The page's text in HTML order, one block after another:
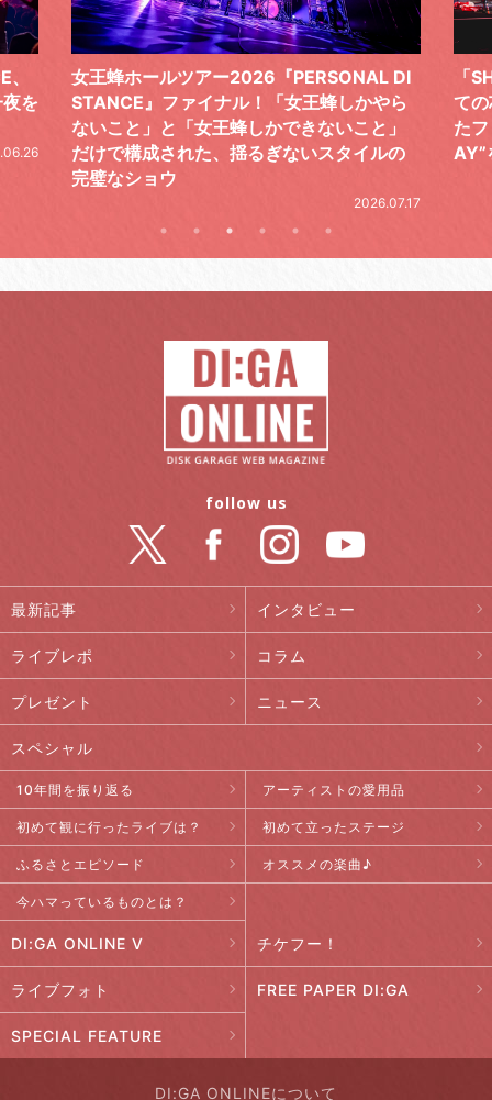
ら
の
「SHISHAMOでした!!!」ロックバンドとし
ての芯を貫き通し、笑顔と感謝で泳ぎ切っ
たファイナルライブ、DAY2“GOODBYE D
AY”をレポート
気
レ
最新記事 インタビュー
ライブレポ コラム
プレゼント ニュース
スペシャル
10年間を振り返る アーティストの愛用品
初めて観に行ったライブは？ 初めて立ったステージ
ふるさとエピソード オススメの楽曲♪
今ハマっているものとは？
DI:GA ONLINE V チケフー！
ライブフォト FREE PAPER DI:GA
SPECIAL FEATURE
follow us
DI:GA ONLINEについて